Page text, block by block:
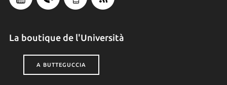
La boutique de l'Università
A BUTTEGUCCIA